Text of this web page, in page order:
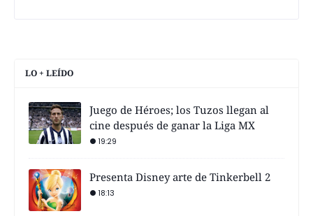
LO + LEÍDO
Juego de Héroes; los Tuzos llegan al
cine después de ganar la Liga MX
19:29
Presenta Disney arte de Tinkerbell 2
18:13